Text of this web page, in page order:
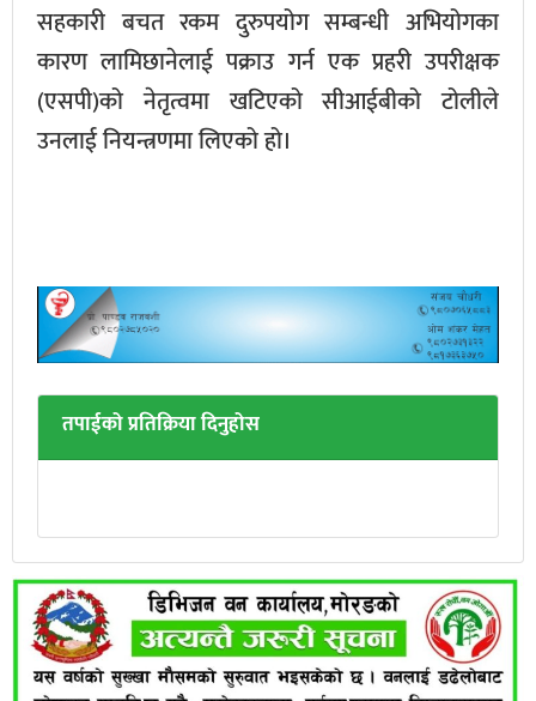
सहकारी बचत रकम दुरुपयोग सम्बन्धी अभियोगका
कारण लामिछानेलाई पक्राउ गर्न एक प्रहरी उपरीक्षक
(एसपी)को नेतृत्वमा खटिएको सीआईबीको टोलीले
उनलाई नियन्त्रणमा लिएको हो।
तपाईको प्रतिक्रिया दिनुहोस